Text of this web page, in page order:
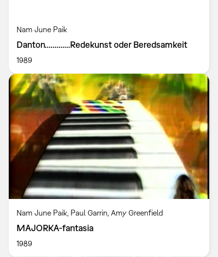
Nam June Paik
Danton.............Redekunst oder Beredsamkeit
1989
Nam June Paik, Paul Garrin, Amy Greenfield
MAJORKA-fantasia
1989